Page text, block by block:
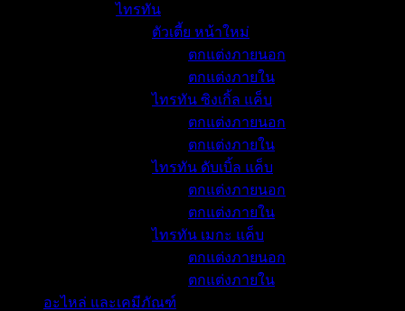
ไทรทัน
ตัวเตี้ย หน้าใหม่
ตกแต่งภายนอก
ตกแต่งภายใน
ไทรทัน ซิงเกิ้ล แค็บ
ตกแต่งภายนอก
ตกแต่งภายใน
ไทรทัน ดับเบิ้ล แค็บ
ตกแต่งภายนอก
ตกแต่งภายใน
ไทรทัน เมกะ แค็บ
ตกแต่งภายนอก
ตกแต่งภายใน
อะไหล่ และเคมีภัณฑ์